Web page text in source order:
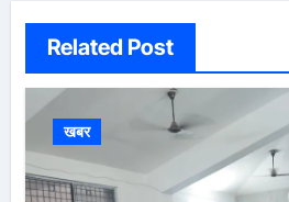
Related Post
खबर